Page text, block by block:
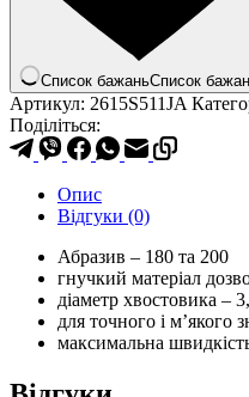
Список бажаньСписок
Артикул: 2615S511JA
Поділіться:
Опис
Відгуки (0)
Абразив – 180 та 200
гнучкий матеріал
діаметр хвостовика –
для точного і м’якого
максимальна